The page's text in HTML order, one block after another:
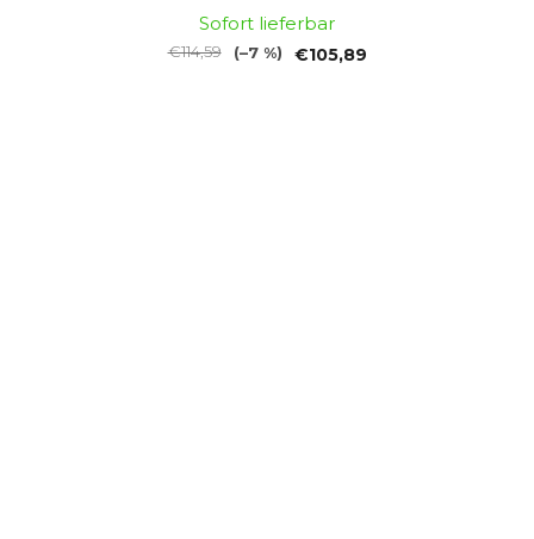
Sofort lieferbar
€105,89
€114,59 (–7 %)